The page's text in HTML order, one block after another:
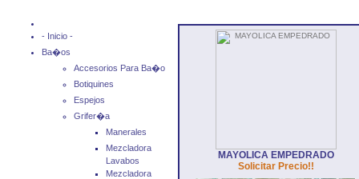
- Inicio -
Ba�os
Accesorios Para Ba�o
Botiquines
Espejos
Grifer�a
Manerales
Mezcladora
Lavabos
Mezcladora
MAYOLICA EMPEDRADO
Solicitar Precio!!